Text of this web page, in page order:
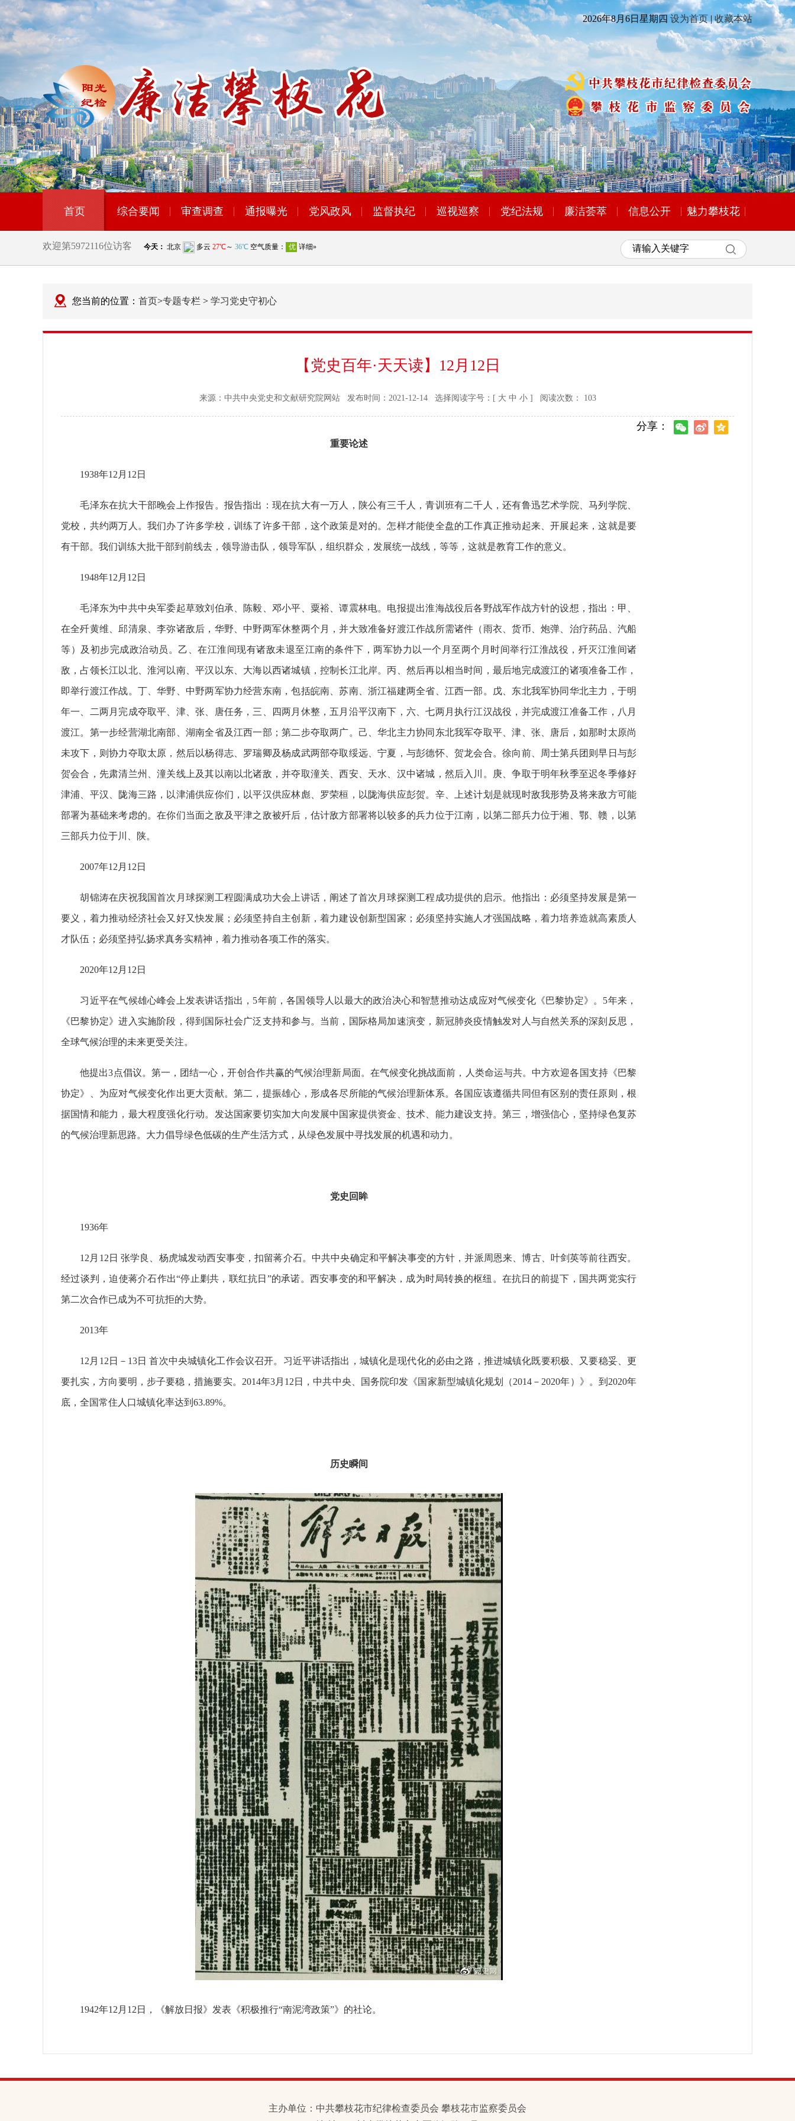
2026年8月6日星期四 设为首页 |收藏本站
首页 综合要闻 审查调查 通报曝光 党风政风 监督执纪 巡视巡察 党纪法规 廉洁荟萃 信息公开 魅力攀枝花
欢迎第5972116位访客
您当前的位置： 首页>专题专栏 > 学习党史守初心
【党史百年·天天读】12月12日
来源： 中共中央党史和文献研究院网站发布时间： 2021-12-14选择阅读字号：[ 大 中 小] 阅读次数： 103
分享：
重要论述
1938年12月12日
毛泽东在抗大干部晚会上作报告。报告指出：现在抗大有一万人，陕公有三千人，青训班有二千人，还有鲁迅艺术学院、马列学院、
党校，共约两万人。我们办了许多学校，训练了许多干部，这个政策是对的。怎样才能使全盘的工作真正推动起来、开展起来，这就是要
有干部。我们训练大批干部到前线去，领导游击队，领导军队，组织群众，发展统一战线，等等，这就是教育工作的意义。
1948年12月12日
毛泽东为中共中央军委起草致刘伯承、陈毅、邓小平、粟裕、谭震林电。电报提出淮海战役后各野战军作战方针的设想，指出：甲、
在全歼黄维、邱清泉、李弥诸敌后，华野、中野两军休整两个月，并大致准备好渡江作战所需诸件（雨衣、货币、炮弹、治疗药品、汽船
等）及初步完成政治动员。乙、在江淮间现有诸敌未退至江南的条件下，两军协力以一个月至两个月时间举行江淮战役，歼灭江淮间诸
敌，占领长江以北、淮河以南、平汉以东、大海以西诸城镇，控制长江北岸。丙、然后再以相当时间，最后地完成渡江的诸项准备工作，
即举行渡江作战。丁、华野、中野两军协力经营东南，包括皖南、苏南、浙江福建两全省、江西一部。戊、东北我军协同华北主力，于明
年一、二两月完成夺取平、津、张、唐任务，三、四两月休整，五月沿平汉南下，六、七两月执行江汉战役，并完成渡江准备工作，八月
渡江。第一步经营湖北南部、湖南全省及江西一部；第二步夺取两广。己、华北主力协同东北我军夺取平、津、张、唐后，如那时太原尚
未攻下，则协力夺取太原，然后以杨得志、罗瑞卿及杨成武两部夺取绥远、宁夏，与彭德怀、贺龙会合。徐向前、周士第兵团则早日与彭
贺会合，先肃清兰州、潼关线上及其以南以北诸敌，并夺取潼关、西安、天水、汉中诸城，然后入川。庚、争取于明年秋季至迟冬季修好
津浦、平汉、陇海三路，以津浦供应你们，以平汉供应林彪、罗荣桓，以陇海供应彭贺。辛、上述计划是就现时敌我形势及将来敌方可能
部署为基础来考虑的。在你们当面之敌及平津之敌被歼后，估计敌方部署将以较多的兵力位于江南，以第二部兵力位于湘、鄂、赣，以第
三部兵力位于川、陕。
2007年12月12日
胡锦涛在庆祝我国首次月球探测工程圆满成功大会上讲话，阐述了首次月球探测工程成功提供的启示。他指出：必须坚持发展是第一
要义，着力推动经济社会又好又快发展；必须坚持自主创新，着力建设创新型国家；必须坚持实施人才强国战略，着力培养造就高素质人
才队伍；必须坚持弘扬求真务实精神，着力推动各项工作的落实。
2020年12月12日
习近平在气候雄心峰会上发表讲话指出，5年前，各国领导人以最大的政治决心和智慧推动达成应对气候变化《巴黎协定》。5年来，
《巴黎协定》进入实施阶段，得到国际社会广泛支持和参与。当前，国际格局加速演变，新冠肺炎疫情触发对人与自然关系的深刻反思，
全球气候治理的未来更受关注。
他提出3点倡议。第一，团结一心，开创合作共赢的气候治理新局面。在气候变化挑战面前，人类命运与共。中方欢迎各国支持《巴黎
协定》、为应对气候变化作出更大贡献。第二，提振雄心，形成各尽所能的气候治理新体系。各国应该遵循共同但有区别的责任原则，根
据国情和能力，最大程度强化行动。发达国家要切实加大向发展中国家提供资金、技术、能力建设支持。第三，增强信心，坚持绿色复苏
的气候治理新思路。大力倡导绿色低碳的生产生活方式，从绿色发展中寻找发展的机遇和动力。
党史回眸
1936年
12月12日 张学良、杨虎城发动西安事变，扣留蒋介石。中共中央确定和平解决事变的方针，并派周恩来、博古、叶剑英等前往西安。
经过谈判，迫使蒋介石作出“停止剿共，联红抗日”的承诺。西安事变的和平解决，成为时局转换的枢纽。在抗日的前提下，国共两党实行
第二次合作已成为不可抗拒的大势。
2013年
12月12日－13日 首次中央城镇化工作会议召开。习近平讲话指出，城镇化是现代化的必由之路，推进城镇化既要积极、又要稳妥、更
要扎实，方向要明，步子要稳，措施要实。2014年3月12日，中共中央、国务院印发《国家新型城镇化规划（2014－2020年）》。到2020年
底，全国常住人口城镇化率达到63.89%。
历史瞬间
1942年12月12日，《解放日报》发表《积极推行“南泥湾政策”》的社论。
主办单位：中共攀枝花市纪律检查委员会 攀枝花市监察委员会